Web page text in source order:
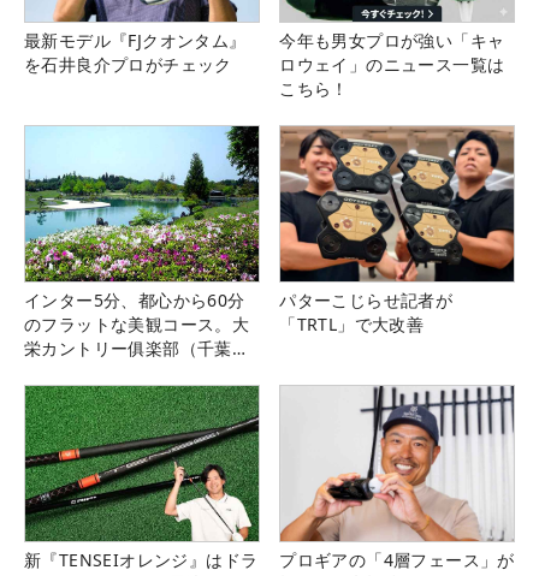
最新モデル『FJクオンタム』
を石井良介プロがチェック
今年も男女プロが強い「キャ
ロウェイ」のニュース一覧は
こちら！
インター5分、都心から60分
のフラットな美観コース。大
栄カントリー俱楽部（千葉
パターこじらせ記者が
「TRTL」で大改善
新『TENSEIオレンジ』はドラ
プロギアの「4層フェース」が